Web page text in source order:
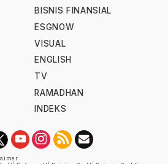
BISNIS FINANSIAL
ESGNOW
VISUAL
ENGLISH
TV
RAMADHAN
INDEKS